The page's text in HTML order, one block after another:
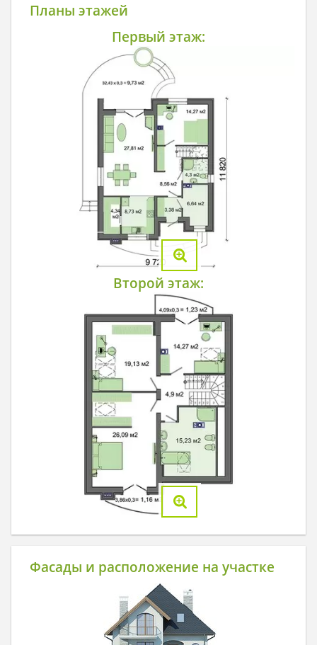
Планы этажей
Первый этаж:
Второй этаж:
Фасады и расположение на участке